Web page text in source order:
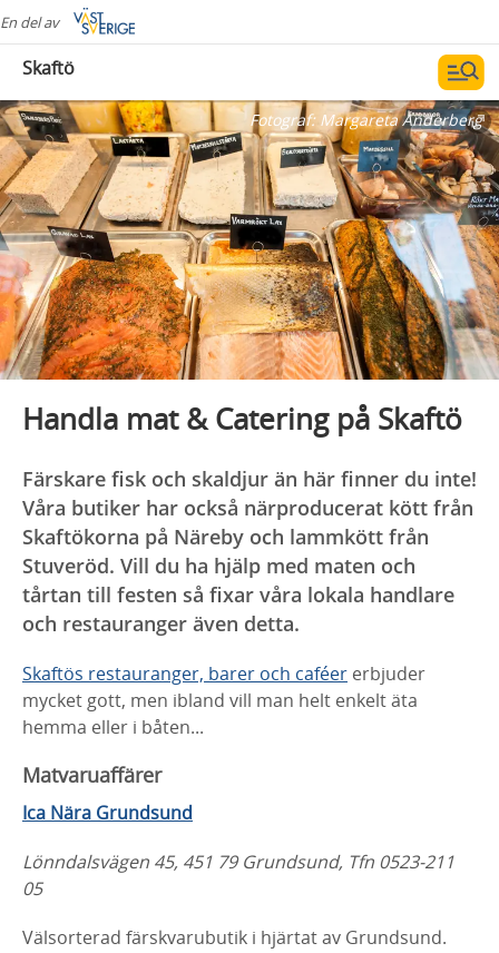
En del av
Skaftö
Fotograf: Margareta Anderberg
Handla mat & Catering på Skaftö
Färskare fisk och skaldjur än här finner du inte!
Våra butiker har också närproducerat kött från
Skaftökorna på Näreby och lammkött från
Stuveröd. Vill du ha hjälp med maten och
tårtan till festen så fixar våra lokala handlare
och restauranger även detta.
Skaftös restauranger, barer och caféer erbjuder
mycket gott, men ibland vill man helt enkelt äta
hemma eller i båten...
Matvaruaffärer
Ica Nära Grundsund
Lönndalsvägen 45, 451 79 Grundsund, Tfn 0523-211
05
Välsorterad färskvarubutik i hjärtat av Grundsund.